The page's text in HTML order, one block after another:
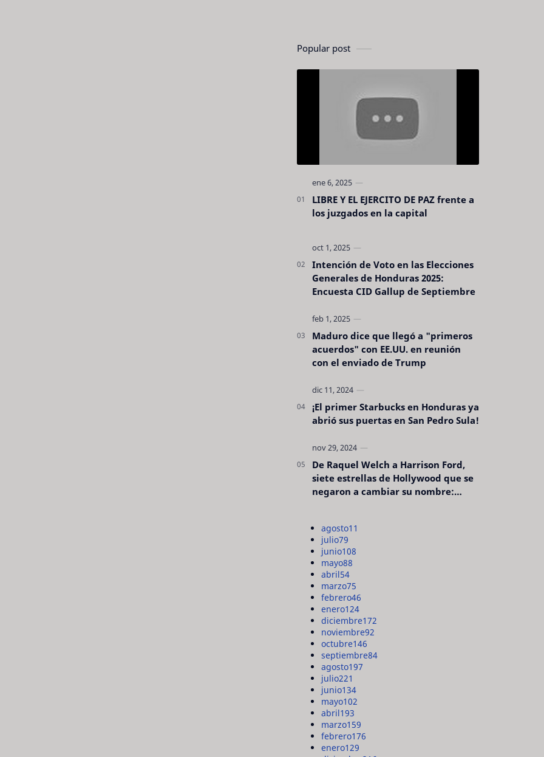
Popular post
LIBRE Y EL EJERCITO DE PAZ frente a
los juzgados en la capital
Intención de Voto en las Elecciones
Generales de Honduras 2025:
Encuesta CID Gallup de Septiembre
Maduro dice que llegó a "primeros
acuerdos" con EE.UU. en reunión
con el enviado de Trump
¡El primer Starbucks en Honduras ya
abrió sus puertas en San Pedro Sula!
De Raquel Welch a Harrison Ford,
siete estrellas de Hollywood que se
negaron a cambiar su nombre:
agosto11
julio79
junio108
mayo88
abril54
marzo75
febrero46
enero124
diciembre172
noviembre92
octubre146
septiembre84
agosto197
julio221
junio134
mayo102
abril193
marzo159
febrero176
enero129